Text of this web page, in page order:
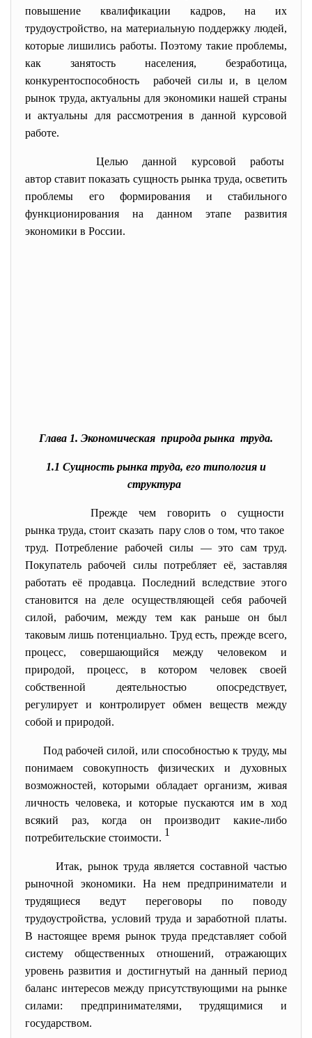
повышение квалификации кадров, на их
трудоустройство, на материальную поддержку людей,
которые лишились работы. Поэтому такие проблемы,
как занятость населения, безработица,
конкурентоспособность рабочей силы и, в целом
рынок труда, актуальны для экономики нашей страны
и актуальны для рассмотрения в данной курсовой
работе.
Целью данной курсовой работы
автор ставит показать сущность рынка труда, осветить
проблемы его формирования и стабильного
функционирования на данном этапе развития
экономики в России.
Глава 1. Экономическая природа рынка труда.
1.1 Сущность рынка труда, его типология и
структура
Прежде чем говорить о сущности
рынка труда, стоит сказать пару слов о том, что такое
труд. Потребление рабочей силы — это сам труд.
Покупатель рабочей силы потребляет её, заставляя
работать её продавца. Последний вследствие этого
становится на деле осуществляющей себя рабочей
силой, рабочим, между тем как раньше он был
таковым лишь потенциально. Труд есть, прежде всего,
процесс, совершающийся между человеком и
природой, процесс, в котором человек своей
собственной деятельностью опосредствует,
регулирует и контролирует обмен веществ между
собой и природой.
Под рабочей силой, или способностью к труду, мы
понимаем совокупность физических и духовных
возможностей, которыми обладает организм, живая
личность человека, и которые пускаются им в ход
всякий раз, когда он производит какие-либо
потребительские стоимости. 1
Итак, рынок труда является составной частью
рыночной экономики. На нем предприниматели и
трудящиеся ведут переговоры по поводу
трудоустройства, условий труда и заработной платы.
В настоящее время рынок труда представляет собой
систему общественных отношений, отражающих
уровень развития и достигнутый на данный период
баланс интересов между присутствующими на рынке
силами: предпринимателями, трудящимися и
государством.